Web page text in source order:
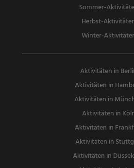
Sommer-
Herbst-
Winter-
Aktivitäten in
Aktivitäten in
Aktivitäten in
Aktivitäten in
Aktivitäten in
Aktivitäten in
Aktivitäten in